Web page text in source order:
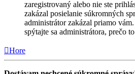
zaregistrovaný alebo nie ste
zakázal posielanie súkromných
administrátor zakázal priamo
spýtajte sa administrátora, prečo
Hore